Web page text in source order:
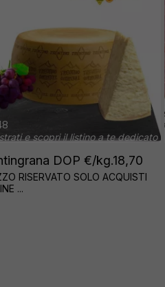
POLLO A BUSTO MAXXI A
PEZZO DA 3 KG.ca.
€ 17.94
PREZZO RISERVATO SOLO ACQUISTI